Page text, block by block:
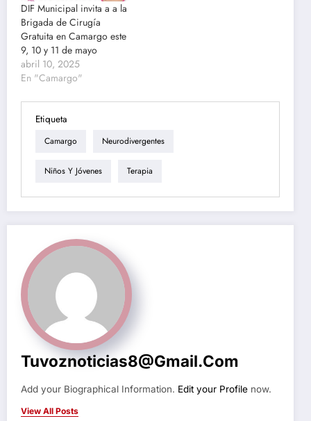
DIF Municipal invita a a la
Brigada de Cirugía
Gratuita en Camargo este
9, 10 y 11 de mayo
abril 10, 2025
En "Camargo"
Etiqueta
Camargo Neurodivergentes
Niños Y Jóvenes Terapia
Tuvoznoticias8@gmail.com
Add your Biographical Information. Edit your Profile now.
View All Posts